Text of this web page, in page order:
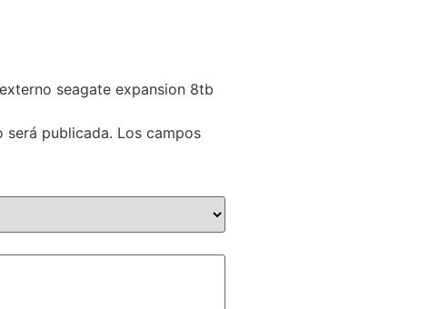
seagate expansion 8tb
será publicada. Los campos